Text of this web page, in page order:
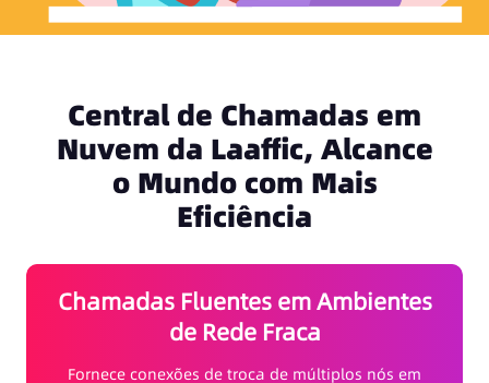
Central de Chamadas em
Nuvem da Laaffic, Alcance
o Mundo com Mais
Eficiência
Chamadas Fluentes em Ambientes
de Rede Fraca
Fornece conexões de troca de múltiplos nós em